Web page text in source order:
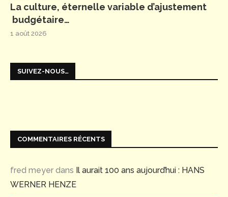
La culture, éternelle variable d’ajustement
budgétaire…
1 août 2026
SUIVEZ-NOUS…
COMMENTAIRES RÉCENTS
fred meyer dans Il aurait 100 ans aujourd’hui : HANS
WERNER HENZE